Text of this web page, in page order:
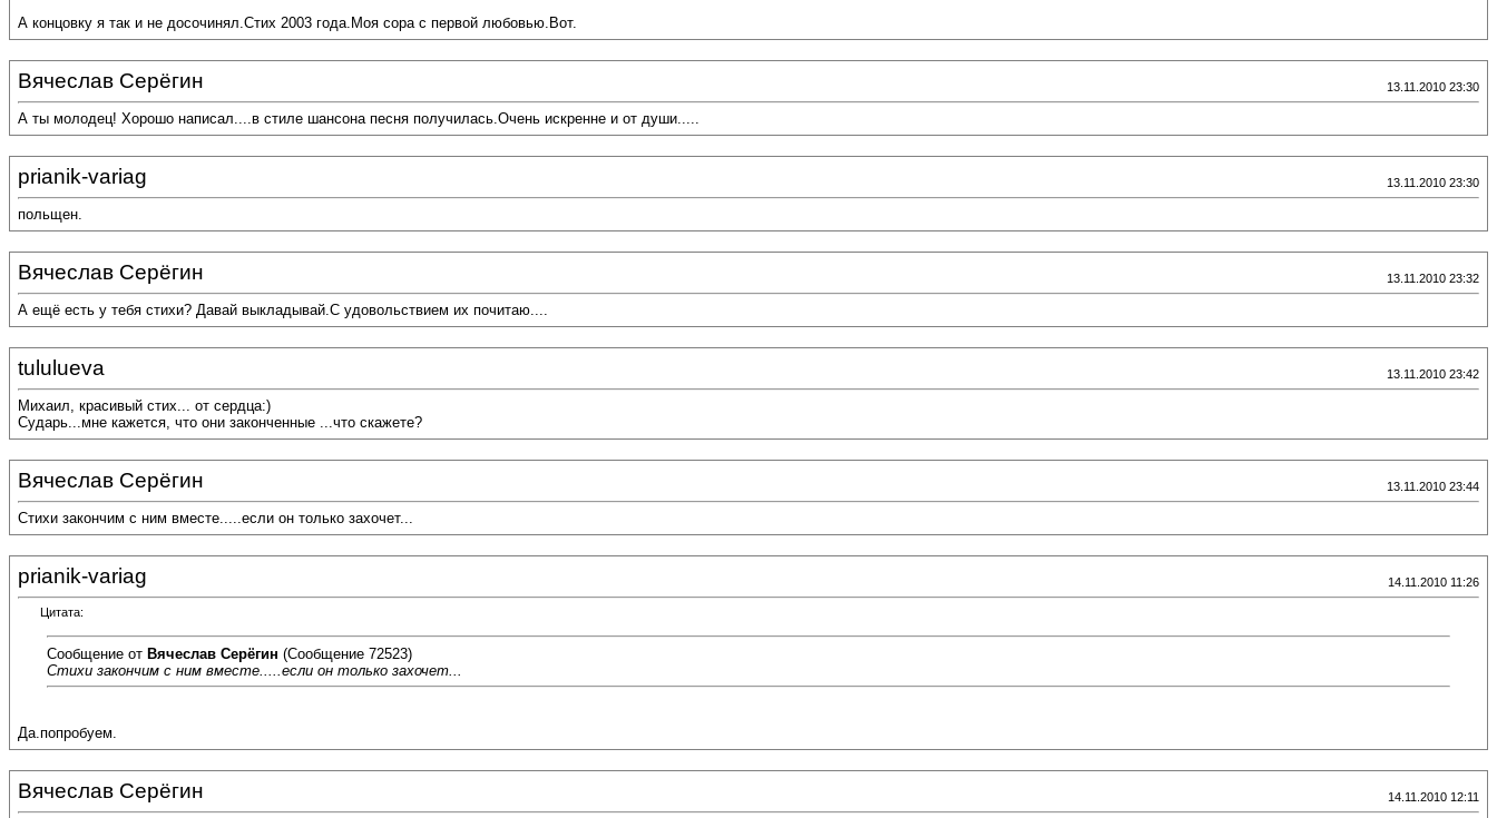
А концовку я так и не досочинял.Стих 2003 года.Моя сора с первой любовью.Вот.
Вячеслав Серёгин 13.11.2010 23:30
А ты молодец! Хорошо написал....в стиле шансона песня получилась.Очень искренне и от души.....
prianik-variag 13.11.2010 23:30
польщен.
Вячеслав Серёгин 13.11.2010 23:32
А ещё есть у тебя стихи? Давай выкладывай.С удовольствием их почитаю....
tululueva 13.11.2010 23:42
Михаил, красивый стих... от сердца:)
Сударь...мне кажется, что они законченные ...что скажете?
Вячеслав Серёгин 13.11.2010 23:44
Стихи закончим с ним вместе.....если он только захочет...
prianik-variag 14.11.2010 11:26
Цитата:
Сообщение от Вячеслав Серёгин (Сообщение 72523)
Стихи закончим с ним вместе.....если он только захочет...
Да.попробуем.
Вячеслав Серёгин 14.11.2010 12:11